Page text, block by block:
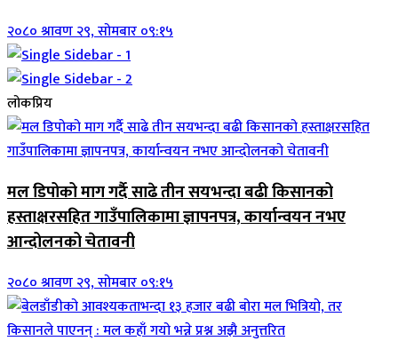
२०८० श्रावण २९, सोमबार ०९:१५
लोकप्रिय
मल डिपोको माग गर्दै साढे तीन सयभन्दा बढी किसानको
हस्ताक्षरसहित गाउँपालिकामा ज्ञापनपत्र, कार्यान्वयन नभए
आन्दोलनको चेतावनी
२०८० श्रावण २९, सोमबार ०९:१५